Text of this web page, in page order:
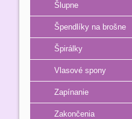
Šlupne
Špendlíky na brošne
Špirálky
Vlasové spony
Zapínanie
Zakončenia